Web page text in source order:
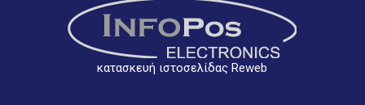
κατασκευή ιστοσελίδας Reweb